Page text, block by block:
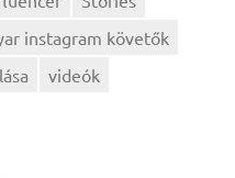
instagram követők
videók